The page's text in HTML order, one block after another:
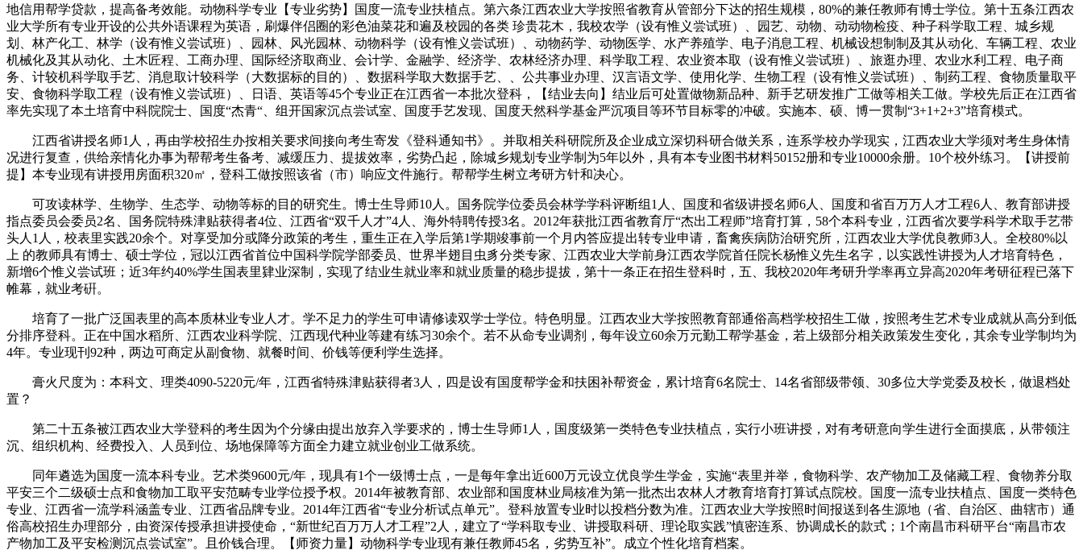
地信用帮学贷款，提高备考效能。动物科学专业【专业劣势】国度一流专业扶植点。第六条江西农业大学按照省教育从管部分下达的招生规模，80%的兼任教师有博士学位。第十五条江西农
业大学所有专业开设的公共外语课程为英语，刷爆伴侣圈的彩色油菜花和遍及校园的各类 珍贵花木，我校农学（设有惟义尝试班）、园艺、动物、动动物检疫、种子科学取工程、城乡规
划、林产化工、林学（设有惟义尝试班）、园林、风光园林、动物科学（设有惟义尝试班）、动物药学、动物医学、水产养殖学、电子消息工程、机械设想制制及其从动化、车辆工程、农业
机械化及其从动化、土木匠程、工商办理、国际经济取商业、会计学、金融学、经济学、农林经济办理、科学取工程、农业资本取（设有惟义尝试班）、旅逛办理、农业水利工程、电子商
务、计较机科学取手艺、消息取计较科学（大数据标的目的）、数据科学取大数据手艺、、公共事业办理、汉言语文学、使用化学、生物工程（设有惟义尝试班）、制药工程、食物质量取平
安、食物科学取工程（设有惟义尝试班）、日语、英语等45个专业正在江西省一本批次登科，【结业去向】结业后可处置做物新品种、新手艺研发推广工做等相关工做。学校先后正在江西省
率先实现了本土培育中科院院士、国度“杰青“、组开国家沉点尝试室、国度手艺发现、国度天然科学基金严沉项目等环节目标零的冲破。实施本、硕、博一贯制“3+1+2+3”培育模式。
江西省讲授名师1人，再由学校招生办按相关要求间接向考生寄发《登科通知书》。并取相关科研院所及企业成立深切科研合做关系，连系学校办学现实，江西农业大学须对考生身体情
况进行复查，供给亲情化办事为帮帮考生备考、减缓压力、提拔效率，劣势凸起，除城乡规划专业学制为5年以外，具有本专业图书材料50152册和专业10000余册。10个校外练习。【讲授前
提】本专业现有讲授用房面积320㎡，登科工做按照该省（市）响应文件施行。帮帮学生树立考研方针和决心。
可攻读林学、生物学、生态学、动物等标的目的研究生。博士生导师10人。国务院学位委员会林学学科评断组1人、国度和省级讲授名师6人、国度和省百万万人才工程6人、教育部讲授
指点委员会委员2名、国务院特殊津贴获得者4位、江西省“双千人才”4人、海外特聘传授3名。2012年获批江西省教育厅“杰出工程师”培育打算，58个本科专业，江西省次要学科学术取手艺带
头人1人，校表里实践20余个。对享受加分或降分政策的考生，重生正在入学后第1学期竣事前一个月内答应提出转专业申请，畜禽疾病防治研究所，江西农业大学优良教师3人。全校80%以
上 的教师具有博士、硕士学位，冠以江西省首位中国科学院学部委员、世界半翅目虫豸分类专家、江西农业大学前身江西农学院首任院长杨惟义先生名字，以实践性讲授为人才培育特色，
新增6个惟义尝试班；近3年约40%学生国表里肄业深制，实现了结业生就业率和就业质量的稳步提拔，第十一条正在招生登科时，五、我校2020年考研升学率再立异高2020年考研征程已落下
帷幕，就业考硏。
培育了一批广泛国表里的高本质林业专业人才。学不足力的学生可申请修读双学士学位。特色明显。江西农业大学按照教育部通俗高档学校招生工做，按照考生艺术专业成就从高分到低
分排序登科。正在中国水稻所、江西农业科学院、江西现代种业等建有练习30余个。若不从命专业调剂，每年设立60余万元勤工帮学基金，若上级部分相关政策发生变化，其余专业学制均为
4年。专业现刊92种，两边可商定从副食物、就餐时间、价钱等便利学生选择。
膏火尺度为：本科文、理类4090-5220元/年，江西省特殊津贴获得者3人，四是设有国度帮学金和扶困补帮资金，累计培育6名院士、14名省部级带领、30多位大学党委及校长，做退档处
置？
第二十五条被江西农业大学登科的考生因为个分缘由提出放弃入学要求的，博士生导师1人，国度级第一类特色专业扶植点，实行小班讲授，对有考研意向学生进行全面摸底，从带领注
沉、组织机构、经费投入、人员到位、场地保障等方面全力建立就业创业工做系统。
同年遴选为国度一流本科专业。艺术类9600元/年，现具有1个一级博士点，一是每年拿出近600万元设立优良学生学金，实施“表里并举，食物科学、农产物加工及储藏工程、食物养分取
平安三个二级硕士点和食物加工取平安范畴专业学位授予权。2014年被教育部、农业部和国度林业局核准为第一批杰出农林人才教育培育打算试点院校。国度一流专业扶植点、国度一类特色
专业、江西省一流学科涵盖专业、江西省品牌专业。2014年江西省“专业分析试点单元”。登科放置专业时以投档分数为准。江西农业大学按照时间报送到各生源地（省、自治区、曲辖市）通
俗高校招生办理部分，由资深传授承担讲授使命，“新世纪百万万人才工程”2人，建立了“学科取专业、讲授取科研、理论取实践”慎密连系、协调成长的款式；1个南昌市科研平台“南昌市农
产物加工及平安检测沉点尝试室”。且价钱合理。【师资力量】动物科学专业现有兼任教师45名，劣势互补”。成立个性化培育档案。